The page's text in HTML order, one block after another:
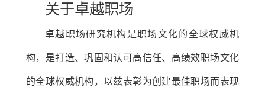
关于卓越职场
卓越职场研究机构是职场文化的全球权威机
构，是打造、巩固和认可高信任、高绩效职场文化
的全球权威机构，以兹表彰为创建最佳职场而表现